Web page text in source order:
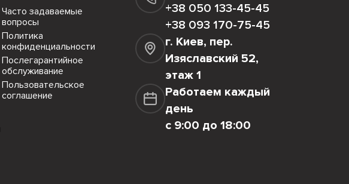
Часто задаваемые
вопросы
Политика
конфиденциальности
Послегарантийное
обслуживание
Пользовательское
соглашение
+38 050 133-45-45
+38 093 170-75-45
г. Киев, пер.
Изяславский 52,
этаж 1
Работаем каждый
день
с 9:00 до 18:00